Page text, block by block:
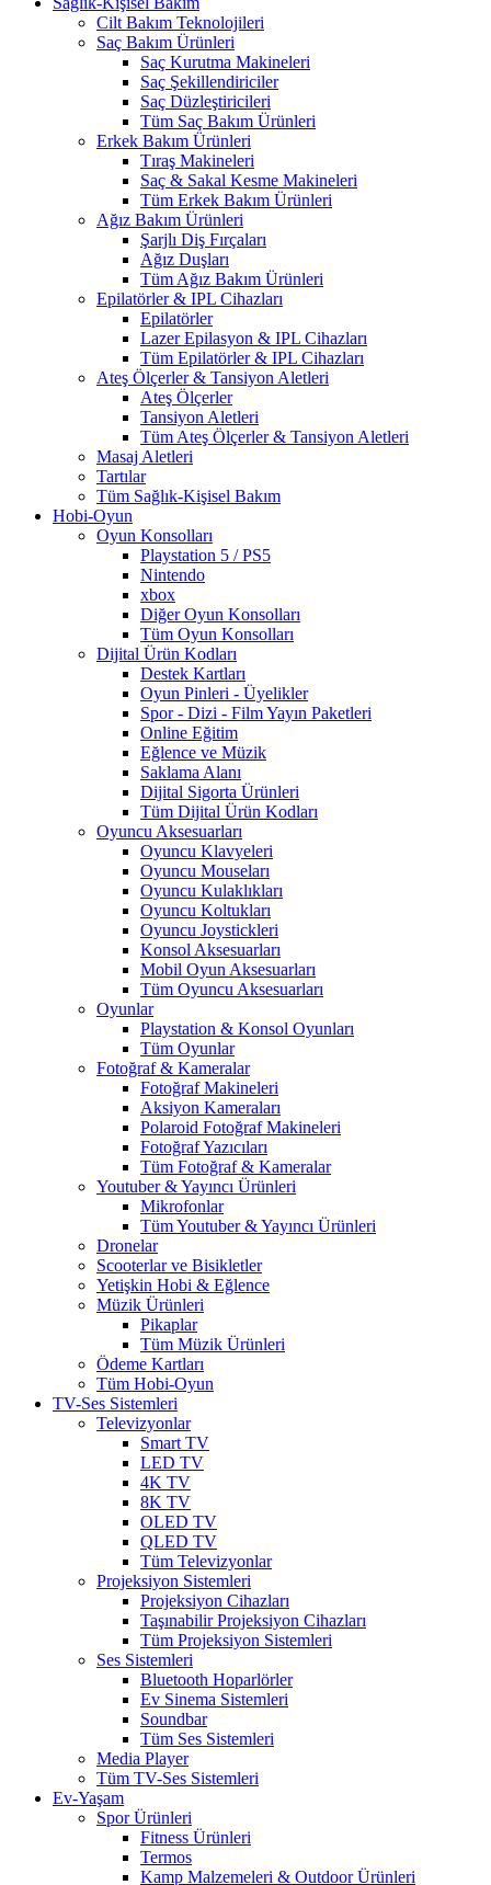
Cilt Bakım Teknolojileri
Saç Bakım Ürünleri
Saç Kurutma Makineleri
Saç Şekillendiriciler
Saç Düzleştiricileri
Tüm Saç Bakım Ürünleri
Erkek Bakım Ürünleri
Tıraş Makineleri
Saç & Sakal Kesme Makineleri
Tüm Erkek Bakım Ürünleri
Ağız Bakım Ürünleri
Şarjlı Diş Fırçaları
Ağız Duşları
Tüm Ağız Bakım Ürünleri
Epilatörler & IPL Cihazları
Epilatörler
Lazer Epilasyon & IPL Cihazları
Tüm Epilatörler & IPL Cihazları
Ateş Ölçerler & Tansiyon Aletleri
Ateş Ölçerler
Tansiyon Aletleri
Tüm Ateş Ölçerler & Tansiyon Aletleri
Masaj Aletleri
Tartılar
Tüm Sağlık-Kişisel Bakım
Hobi-Oyun
Oyun Konsolları
Playstation 5 / PS5
Nintendo
xbox
Diğer Oyun Konsolları
Tüm Oyun Konsolları
Dijital Ürün Kodları
Destek Kartları
Oyun Pinleri - Üyelikler
Spor - Dizi - Film Yayın Paketleri
Online Eğitim
Eğlence ve Müzik
Saklama Alanı
Dijital Sigorta Ürünleri
Tüm Dijital Ürün Kodları
Oyuncu Aksesuarları
Oyuncu Klavyeleri
Oyuncu Mouseları
Oyuncu Kulaklıkları
Oyuncu Koltukları
Oyuncu Joystickleri
Konsol Aksesuarları
Mobil Oyun Aksesuarları
Tüm Oyuncu Aksesuarları
Oyunlar
Playstation & Konsol Oyunları
Tüm Oyunlar
Fotoğraf & Kameralar
Fotoğraf Makineleri
Aksiyon Kameraları
Polaroid Fotoğraf Makineleri
Fotoğraf Yazıcıları
Tüm Fotoğraf & Kameralar
Youtuber & Yayıncı Ürünleri
Mikrofonlar
Tüm Youtuber & Yayıncı Ürünleri
Dronelar
Scooterlar ve Bisikletler
Yetişkin Hobi & Eğlence
Müzik Ürünleri
Pikaplar
Tüm Müzik Ürünleri
Ödeme Kartları
Tüm Hobi-Oyun
TV-Ses Sistemleri
Televizyonlar
Smart TV
LED TV
4K TV
8K TV
OLED TV
QLED TV
Tüm Televizyonlar
Projeksiyon Sistemleri
Projeksiyon Cihazları
Taşınabilir Projeksiyon Cihazları
Tüm Projeksiyon Sistemleri
Ses Sistemleri
Bluetooth Hoparlörler
Ev Sinema Sistemleri
Soundbar
Tüm Ses Sistemleri
Media Player
Tüm TV-Ses Sistemleri
Ev-Yaşam
Spor Ürünleri
Fitness Ürünleri
Termos
Kamp Malzemeleri & Outdoor Ürünleri